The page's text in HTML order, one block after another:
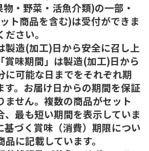
・野菜・活魚介類)の一部・
ト商品を含む)は受付ができま
さい。
造(加工)日から安全に召し上
賞味期間」は製造(加工)日から
に可能な日までをそれぞれ期
す。お届け日からの期間を保証
ません。複数の商品がセット
、最も短い期間を表示していま
基づく賞味（消費）期限につい
に記載しています。